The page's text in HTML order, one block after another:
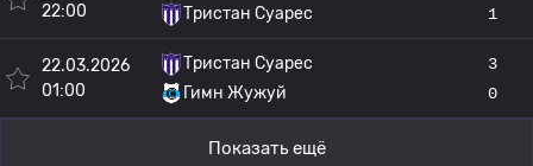
22:00
Тристан Суарес
1
22.03.2026
01:00
Тристан Суарес
Гимн Жужуй
3
0
Показать ещё